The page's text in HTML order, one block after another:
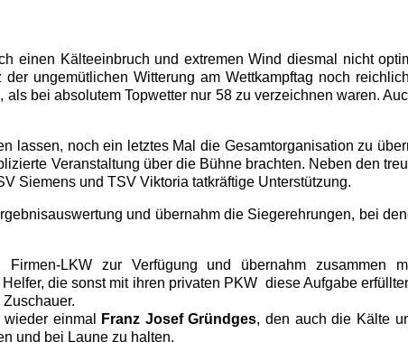
einen Kälteeinbruch und extremen Wind diesmal nicht
ungemütlichen Witterung am Wettkampftag noch
bei absolutem Topwetter nur 58 zu verzeichnen waren.
lassen, noch ein letztes Mal die Gesamtorganisation zu
Veranstaltung über die Bühne brachten. Neben den
Siemens und TSV Viktoria tatkräftige Unterstützung.
und übernahm die Siegerehrungen, bei
LKW zur Verfügung und übernahm zusammen
die sonst mit ihren privaten PKW diese Aufgabe
einmal
Franz Josef Gründges, den auch die Kälte
und bei Laune zu halten.